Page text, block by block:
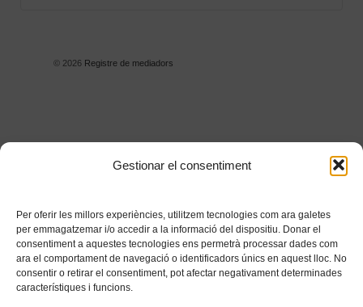
Gestionar el consentiment
Per oferir les millors experiències, utilitzem tecnologies com ara galetes
per emmagatzemar i/o accedir a la informació del dispositiu. Donar el
consentiment a aquestes tecnologies ens permetrà processar dades com
ara el comportament de navegació o identificadors únics en aquest lloc. No
consentir o retirar el consentiment, pot afectar negativament determinades
característiques i funcions.
© 2026Registre de mediadors